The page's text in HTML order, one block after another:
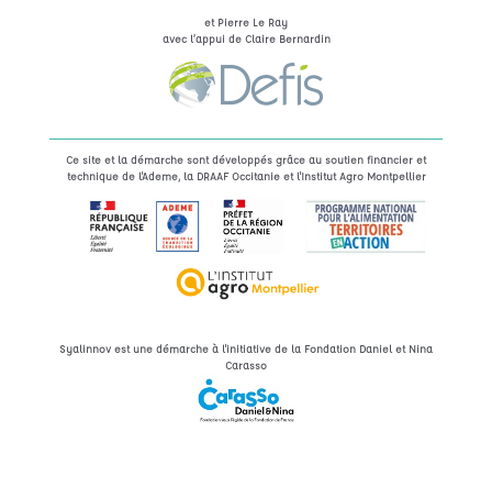
et Pierre Le Ray
avec l’appui de Claire Bernardin
Ce site et la démarche sont développés grâce au soutien financier et
technique de l'Ademe, la DRAAF Occitanie et l'Institut Agro Montpellier
Syalinnov est une démarche à l'initiative de la Fondation Daniel et Nina
Carasso